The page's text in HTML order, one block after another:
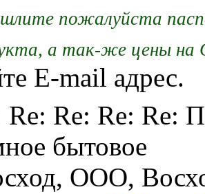
пожалуйста
а так-же цены на
Е-mail адрес.
Re: Re: Re: Re:
бытовое
ООО,